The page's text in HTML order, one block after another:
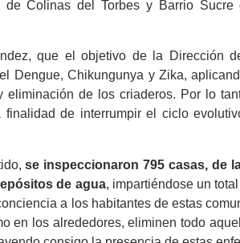
de Colinas del Torbes y Barrio
que el objetivo de la Dirección
Dengue, Chikungunya y Zika,
eliminación de los criaderos. Por lo
finalidad de interrumpir el ciclo
se inspeccionaron 795 casas, de
de agua, impartiéndose un
a los habitantes de estas
en los alrededores, eliminen todo